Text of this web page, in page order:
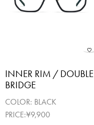
INNER RIM / DOUBLE
BRIDGE
COLOR: BLACK
PRICE:¥9,900